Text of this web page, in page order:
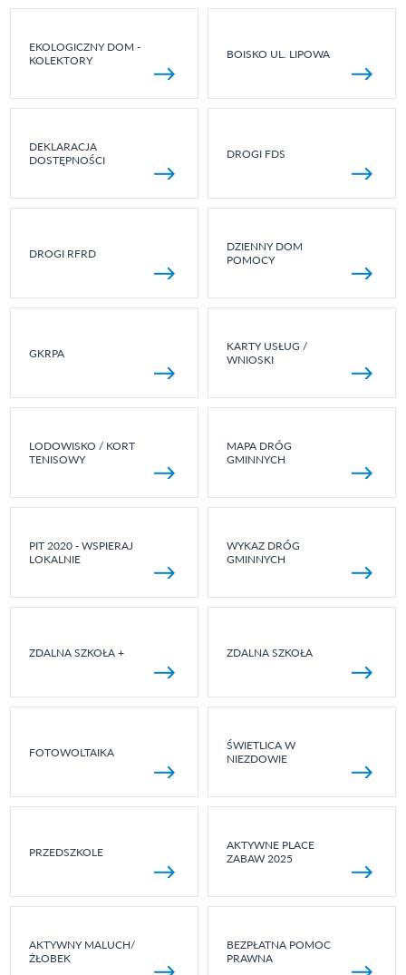
EKOLOGICZNY DOM -
KOLEKTORY
BOISKO UL. LIPOWA
DEKLARACJA
DOSTĘPNOŚCI
DROGI FDS
DROGI RFRD
DZIENNY DOM
POMOCY
GKRPA
KARTY USŁUG /
WNIOSKI
LODOWISKO / KORT
TENISOWY
MAPA DRÓG
GMINNYCH
PIT 2020 - WSPIERAJ
LOKALNIE
WYKAZ DRÓG
GMINNYCH
ZDALNA SZKOŁA + ZDALNA SZKOŁA
FOTOWOLTAIKA
ŚWIETLICA W
NIEZDOWIE
PRZEDSZKOLE
AKTYWNE PLACE
ZABAW 2025
AKTYWNY MALUCH/
ŻŁOBEK
BEZPŁATNA POMOC
PRAWNA